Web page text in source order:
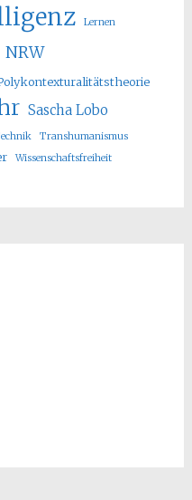
Lernen
NRW
Sascha Lobo
Transhumanismus
Wissenschaftsfreiheit